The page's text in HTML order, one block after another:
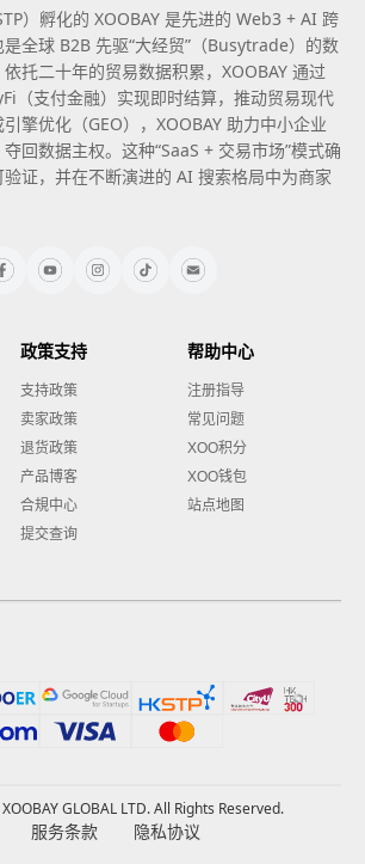
）孵化的 XOOBAY 是先进的 Web3 + AI 跨
全球 B2B 先驱“大经贸”（Busytrade）的数
托二十年的贸易数据积累，XOOBAY 通过
（支付金融）实现即时结算，推动贸易现代
擎优化（GEO），XOOBAY 助力中小企业
回数据主权。这种“SaaS + 交易市场”模式确
证，并在不断演进的 AI 搜索格局中为商家
政策支持
支持政策
卖家政策
退货政策
产品博客
合規中心
提交查询
帮助中心
注册指导
常见问题
XOO积分
XOO钱包
站点地图
GLOBAL LTD. All Rights Reserved.
服务条款 隐私协议